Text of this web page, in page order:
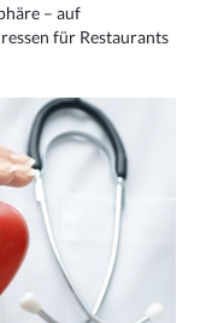
– auf
für Restaurants